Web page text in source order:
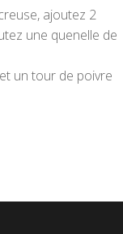
ajoutez 2
une quenelle de
un tour de poivre